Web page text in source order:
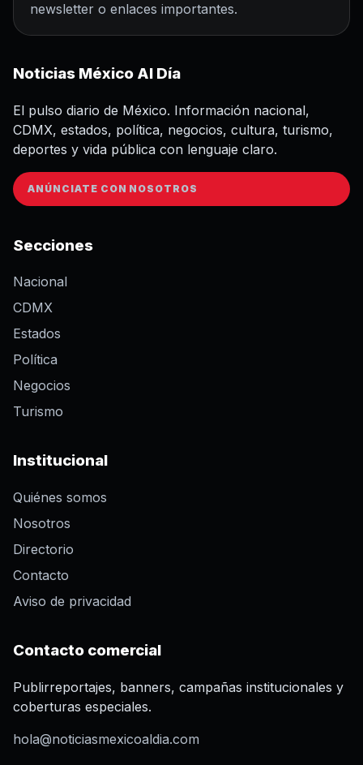
newsletter o enlaces importantes.
Noticias México Al Día
El pulso diario de México. Información nacional,
CDMX, estados, política, negocios, cultura, turismo,
deportes y vida pública con lenguaje claro.
ANÚNCIATE CON NOSOTROS
Secciones
Nacional
CDMX
Estados
Política
Negocios
Turismo
Institucional
Quiénes somos
Nosotros
Directorio
Contacto
Aviso de privacidad
Contacto comercial
Publirreportajes, banners, campañas institucionales y
coberturas especiales.
hola@noticiasmexicoaldia.com